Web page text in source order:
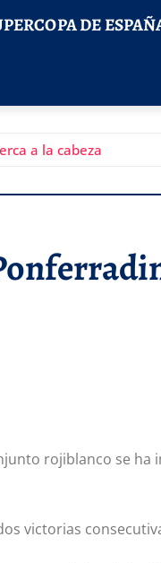
DE
a la cabeza
rojiblanco se
victorias